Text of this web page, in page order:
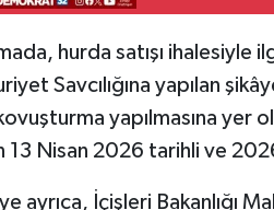
hurda satışı
Savcılığına yapılan
yapılmasına yer
13 Nisan 2026 tarihli ve
ayrıca, İçişleri Bakanlığı